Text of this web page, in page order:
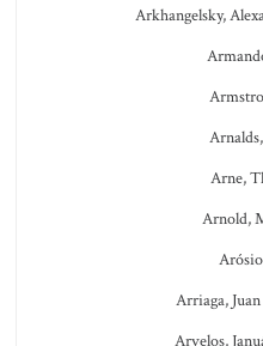
Arkhangelsky,
Arne,
Arnold,
Arriaga,
Arvelos,